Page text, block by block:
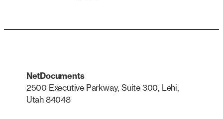
NetDocuments
2500 Executive Parkway, Suite 300, Lehi,
Utah 84048